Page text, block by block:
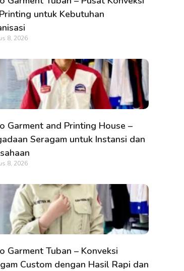
untuk Kebutuhan
8, 2026
Garment and Printing House –
Seragam untuk Instansi dan
8, 2026
Garment Tuban – Konveksi
Custom dengan Hasil Rapi dan